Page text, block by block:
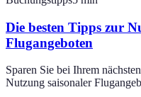
Die besten Tipps zur
Flugangeboten
Sparen Sie bei Ihrem
Nutzung saisonaler